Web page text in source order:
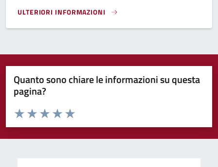
ULTERIORI INFORMAZIONI
GIOVANI E LAVORO}
Quanto sono chiare le informazioni su questa
pagina?
Domanda
Valuta da 1 a 5 stelle la pagina
Valuta 5 stelle su 5
Valuta 4 stelle su 5
Valuta 3 stelle su 5
Valuta 2 stelle su 5
Valuta 1 stelle su 5